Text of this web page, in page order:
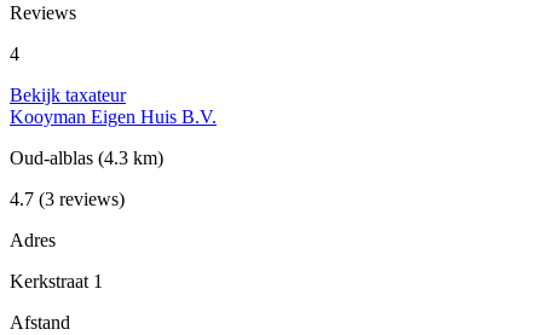
Reviews
4
Bekijk taxateur
Kooyman Eigen Huis B.V.
Oud-alblas (4.3 km)
4.7 (3 reviews)
Adres
Kerkstraat 1
Afstand